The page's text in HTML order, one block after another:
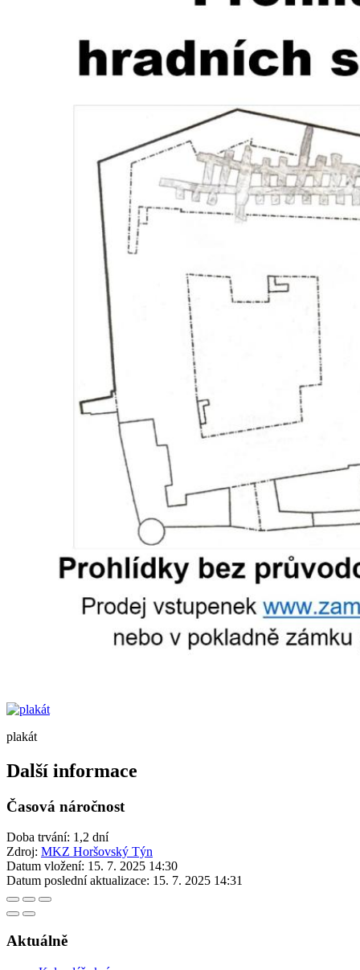
plakát
Další informace
Časová náročnost
Doba trvání: 1,2 dní
Zdroj: MKZ Horšovský Týn
Datum vložení: 15. 7. 2025 14:30
Datum poslední aktualizace: 15. 7. 2025 14:31
Aktuálně